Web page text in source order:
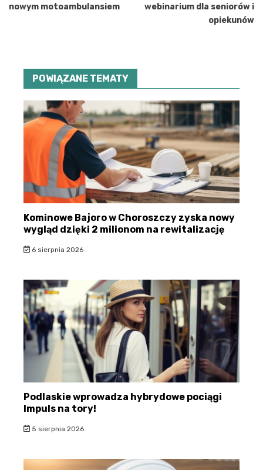
nowym motoambulansiem
webinarium dla seniorów i
opiekunów
POWIĄZANE TEMATY
Kominowe Bajoro w Choroszczy zyska nowy
wygląd dzięki 2 milionom na rewitalizację
6 sierpnia 2026
Podlaskie wprowadza hybrydowe pociągi
Impuls na tory!
5 sierpnia 2026